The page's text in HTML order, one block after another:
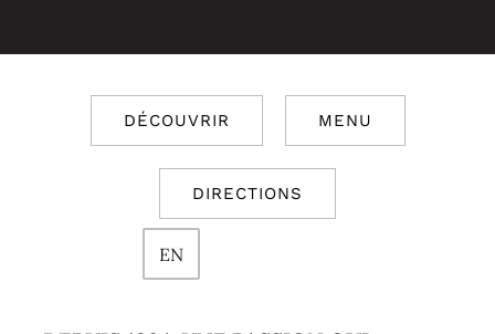
DÉCOUVRIR MENU
DIRECTIONS
EN